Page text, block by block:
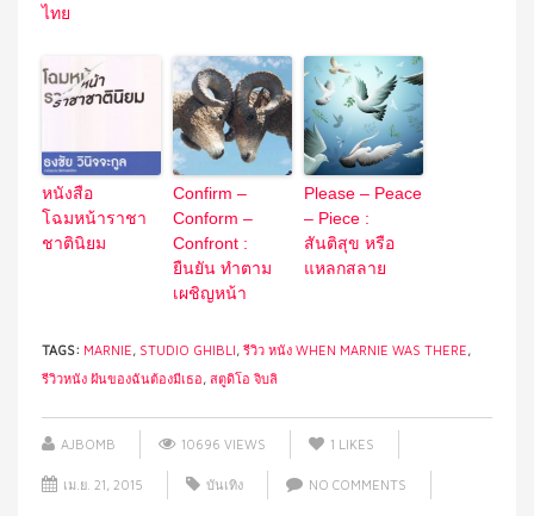
ไทย
หนังสือ
โฉมหน้าราชา
ชาตินิยม
Confirm –
Conform –
Confront :
ยืนยัน ทำตาม
เผชิญหน้า
Please – Peace
– Piece :
สันติสุข หรือ
แหลกสลาย
TAGS: MARNIE, STUDIO GHIBLI, รีวิว หนัง WHEN MARNIE WAS THERE,
รีวิวหนัง ฝันของฉันต้องมีเธอ, สตูดิโอ จิบลิ
AJBOMB 10696 VIEWS 1 LIKES
เม.ย. 21, 2015 บันเทิง NO COMMENTS